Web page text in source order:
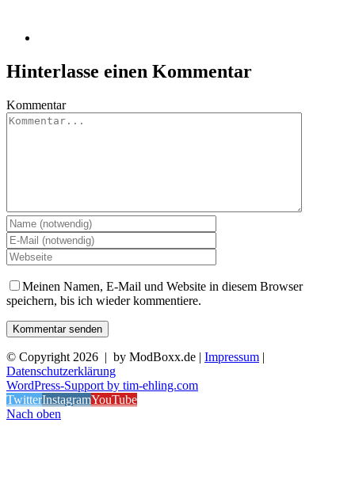
Hinterlasse einen Kommentar
Kommentar
Meinen Namen, E-Mail und Website in diesem Browser
speichern, bis ich wieder kommentiere.
© Copyright 2026 | by ModBoxx.de | Impressum |
Datenschutzerklärung
WordPress-Support by tim-ehling.com
TwitterInstagramYouTube
Nach oben